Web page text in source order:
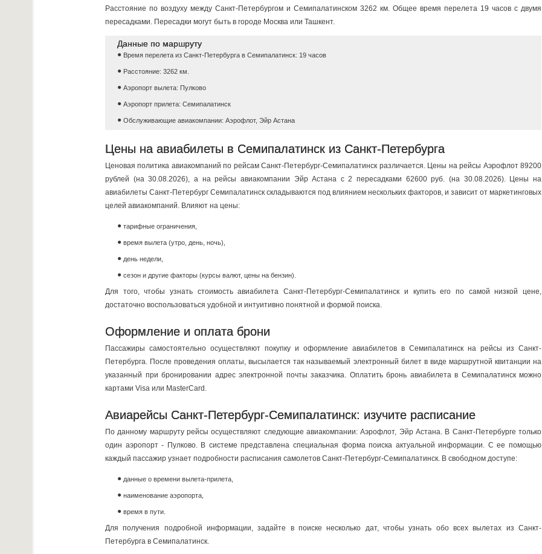
Расстояние по воздуху между Санкт-Петербургом и Семипалатинском 3262 км. Общее время перелета 19 часов c двумя
пересадками. Пересадки могут быть в городе Москва или Ташкент.
Данные по маршруту
Время перелета из Санкт-Петербурга в Семипалатинск: 19 часов
Расстояние: 3262 км.
Аэропорт вылета: Пулково
Аэропорт прилета: Семипалатинск
Обслуживающие авиакомпании: Аэрофлот, Эйр Астана
Цены на авиабилеты в Семипалатинск из Санкт-Петербурга
Ценовая политика авиакомпаний по рейсам Санкт-Петербург-Семипалатинск различается. Цены на рейсы Аэрофлот 89200
рублей (на 30.08.2026), a на рейсы авиакомпании Эйр Астана c 2 пересадками 62600 руб. (на 30.08.2026). Цены на
авиабилеты Санкт-Петербург Семипалатинск складываются под влиянием нескольких факторов, и зависит от маркетинговых
целей авиакомпаний. Влияют на цены:
тарифные ограничения,
время вылета (утро, день, ночь),
день недели,
сезон и другие факторы (курсы валют, цены на бензин).
Для того, чтобы узнать стоимость авиабилета Санкт-Петербург-Семипалатинск и купить его по самой низкой цене,
достаточно воспользоваться удобной и интуитивно понятной и формой поиска.
Оформление и оплата брони
Пассажиры самостоятельно осуществляют покупку и оформление авиабилетов в Семипалатинск на рейсы из Санкт-
Петербурга. После проведения оплаты, высылается так называемый электронный билет в виде маршрутной квитанции на
указанный при бронировании адрес электронной почты заказчика. Оплатить бронь авиабилета в Семипалатинск можно
картами Visa или MasterCard.
Авиарейсы Санкт-Петербург-Семипалатинск: изучите расписание
По данному маршруту рейсы осуществляют следующие авиакомпании: Аэрофлот, Эйр Астана. В Санкт-Петербурге только
один аэропорт - Пулково. В системе представлена специальная форма поиска актуальной информации. С ее помощью
каждый пассажир узнает подробности расписания самолетов Санкт-Петербург-Семипалатинск. В свободном доступе:
данные о времени вылета-прилета,
наименование аэропорта,
время в пути.
Для получения подробной информации, задайте в поиске несколько дат, чтобы узнать обо всех вылетах из Санкт-
Петербурга в Семипалатинск.